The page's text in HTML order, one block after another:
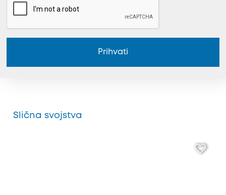
Prihvati
Slična svojstva